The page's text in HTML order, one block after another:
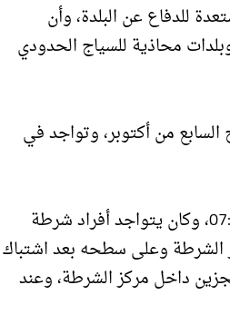
لم تكن مستعدة للدفاع عن البلدة، وأن
محاذية للسياج الحدودي
فلسطينيا توغلوا في سديروت عند الساعة 06:58 من صباح السابع من أكتوبر، وتواجد في
وسيطر عناصر القسام على مركز الشرطة في سديروت وصعدوا إلى سطحه عند الساعة 07:10، وكان يتواجد أفراد شرطة
عند الساعة 08:37 وحوصرت داخل مركز الشرطة وعلى سطحه بعد اشتباك
المحتجزين داخل مركز الشرطة، وعند